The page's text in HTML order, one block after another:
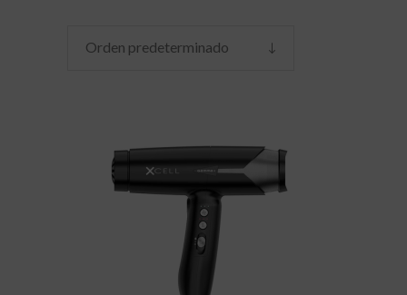
Orden predeterminado
AÑADIR AL CARRITO